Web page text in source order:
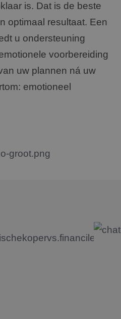
is. Dat is de beste
optimaal resultaat. Een
u ondersteuning
voorbereiding
uw plannen ná uw
emotioneel